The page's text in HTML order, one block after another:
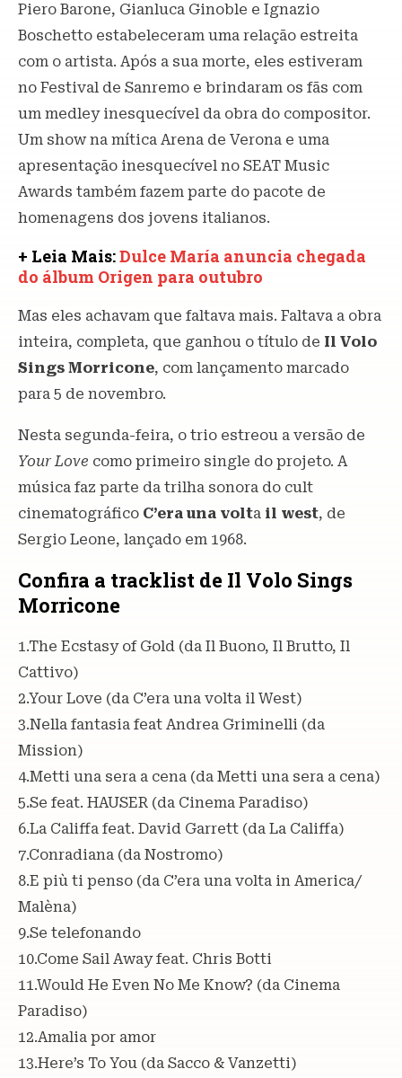
Piero Barone, Gianluca Ginoble e Ignazio
Boschetto estabeleceram uma relação estreita
com o artista. Após a sua morte, eles estiveram
no Festival de Sanremo e brindaram os fãs com
um medley inesquecível da obra do compositor.
Um show na mítica Arena de Verona e uma
apresentação inesquecível no SEAT Music
Awards também fazem parte do pacote de
homenagens dos jovens italianos.
+ Leia Mais:Dulce María anuncia chegada
do álbum Origen para outubro
Mas eles achavam que faltava mais. Faltava a obra
inteira, completa, que ganhou o título de Il Volo
Sings Morricone, com lançamento marcado
para 5 de novembro.
Nesta segunda-feira, o trio estreou a versão de
Your Love como primeiro single do projeto. A
música faz parte da trilha sonora do cult
cinematográfico C’era una volta il west, de
Sergio Leone, lançado em 1968.
Confira a tracklist de Il Volo Sings
Morricone
1.The Ecstasy of Gold (da Il Buono, Il Brutto, Il
Cattivo)
2.Your Love (da C’era una volta il West)
3.Nella fantasia feat Andrea Griminelli (da
Mission)
4.Metti una sera a cena (da Metti una sera a cena)
5.Se feat. HAUSER (da Cinema Paradiso)
6.La Califfa feat. David Garrett (da La Califfa)
7.Conradiana (da Nostromo)
8.E più ti penso (da C’era una volta in America/
Malèna)
9.Se telefonando
10.Come Sail Away feat. Chris Botti
11.Would He Even No Me Know? (da Cinema
Paradiso)
12.Amalia por amor
13.Here’s To You (da Sacco & Vanzetti)